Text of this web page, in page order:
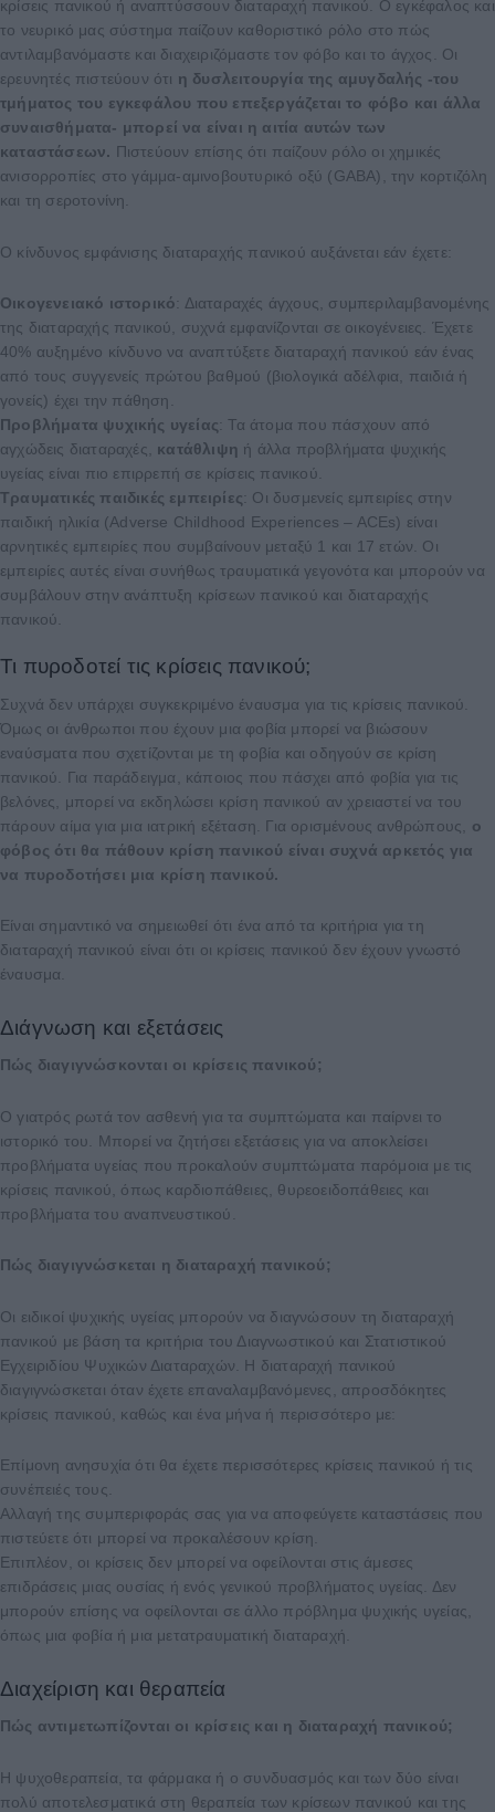
κρίσεις πανικού ή αναπτύσσουν διαταραχή πανικού. Ο εγκέφαλος και
το νευρικό μας σύστημα παίζουν καθοριστικό ρόλο στο πώς
αντιλαμβανόμαστε και διαχειριζόμαστε τον φόβο και το άγχος. Οι
ερευνητές πιστεύουν ότι η δυσλειτουργία της αμυγδαλής -του
τμήματος του εγκεφάλου που επεξεργάζεται το φόβο και άλλα
συναισθήματα- μπορεί να είναι η αιτία αυτών των
καταστάσεων. Πιστεύουν επίσης ότι παίζουν ρόλο οι χημικές
ανισορροπίες στο γάμμα-αμινοβουτυρικό οξύ (GABA), την κορτιζόλη
και τη σεροτονίνη.
Ο κίνδυνος εμφάνισης διαταραχής πανικού αυξάνεται εάν έχετε:
Οικογενειακό ιστορικό: Διαταραχές άγχους, συμπεριλαμβανομένης
της διαταραχής πανικού, συχνά εμφανίζονται σε οικογένειες. Έχετε
40% αυξημένο κίνδυνο να αναπτύξετε διαταραχή πανικού εάν ένας
από τους συγγενείς πρώτου βαθμού (βιολογικά αδέλφια, παιδιά ή
γονείς) έχει την πάθηση.
Προβλήματα ψυχικής υγείας: Τα άτομα που πάσχουν από
αγχώδεις διαταραχές, κατάθλιψη ή άλλα προβλήματα ψυχικής
υγείας είναι πιο επιρρεπή σε κρίσεις πανικού.
Τραυματικές παιδικές εμπειρίες: Οι δυσμενείς εμπειρίες στην
παιδική ηλικία (Adverse Childhood Experiences – ACEs) είναι
αρνητικές εμπειρίες που συμβαίνουν μεταξύ 1 και 17 ετών. Οι
εμπειρίες αυτές είναι συνήθως τραυματικά γεγονότα και μπορούν να
συμβάλουν στην ανάπτυξη κρίσεων πανικού και διαταραχής
πανικού.
Τι πυροδοτεί τις κρίσεις πανικού;
Συχνά δεν υπάρχει συγκεκριμένο έναυσμα για τις κρίσεις πανικού.
Όμως οι άνθρωποι που έχουν μια φοβία μπορεί να βιώσουν
εναύσματα που σχετίζονται με τη φοβία και οδηγούν σε κρίση
πανικού. Για παράδειγμα, κάποιος που πάσχει από φοβία για τις
βελόνες, μπορεί να εκδηλώσει κρίση πανικού αν χρειαστεί να του
πάρουν αίμα για μια ιατρική εξέταση. Για ορισμένους ανθρώπους, ο
φόβος ότι θα πάθουν κρίση πανικού είναι συχνά αρκετός για
να πυροδοτήσει μια κρίση πανικού.
Είναι σημαντικό να σημειωθεί ότι ένα από τα κριτήρια για τη
διαταραχή πανικού είναι ότι οι κρίσεις πανικού δεν έχουν γνωστό
έναυσμα.
Διάγνωση και εξετάσεις
Πώς διαγιγνώσκονται οι κρίσεις πανικού;
Ο γιατρός ρωτά τον ασθενή για τα συμπτώματα και παίρνει το
ιστορικό του. Μπορεί να ζητήσει εξετάσεις για να αποκλείσει
προβλήματα υγείας που προκαλούν συμπτώματα παρόμοια με τις
κρίσεις πανικού, όπως καρδιοπάθειες, θυρεοειδοπάθειες και
προβλήματα του αναπνευστικού.
Πώς διαγιγνώσκεται η διαταραχή πανικού;
Οι ειδικοί ψυχικής υγείας μπορούν να διαγνώσουν τη διαταραχή
πανικού με βάση τα κριτήρια του Διαγνωστικού και Στατιστικού
Εγχειριδίου Ψυχικών Διαταραχών. Η διαταραχή πανικού
διαγιγνώσκεται όταν έχετε επαναλαμβανόμενες, απροσδόκητες
κρίσεις πανικού, καθώς και ένα μήνα ή περισσότερο με:
Επίμονη ανησυχία ότι θα έχετε περισσότερες κρίσεις πανικού ή τις
συνέπειές τους.
Αλλαγή της συμπεριφοράς σας για να αποφεύγετε καταστάσεις που
πιστεύετε ότι μπορεί να προκαλέσουν κρίση.
Επιπλέον, οι κρίσεις δεν μπορεί να οφείλονται στις άμεσες
επιδράσεις μιας ουσίας ή ενός γενικού προβλήματος υγείας. Δεν
μπορούν επίσης να οφείλονται σε άλλο πρόβλημα ψυχικής υγείας,
όπως μια φοβία ή μια μετατραυματική διαταραχή.
Διαχείριση και θεραπεία
Πώς αντιμετωπίζονται οι κρίσεις και η διαταραχή πανικού;
Η ψυχοθεραπεία, τα φάρμακα ή ο συνδυασμός και των δύο είναι
πολύ αποτελεσματικά στη θεραπεία των κρίσεων πανικού και της